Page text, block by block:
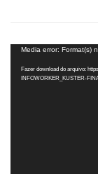
Tocador
vídeo
Media error: Format(s)
Fazer download do arquivo:
INFOWORKER_KUSTER-